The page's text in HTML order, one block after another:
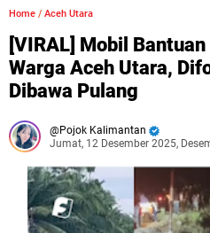
Home / Aceh Utara
[VIRAL] Mobil
Warga Aceh Utara,
Dibawa Pulang
Pojok Kalimantan
Jumat, 12 Desember 2025,